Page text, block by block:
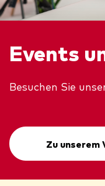
Events
Besuchen Sie
Zu